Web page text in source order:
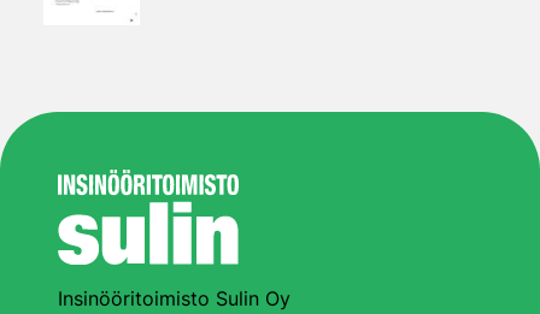
Insinööritoimisto Sulin Oy